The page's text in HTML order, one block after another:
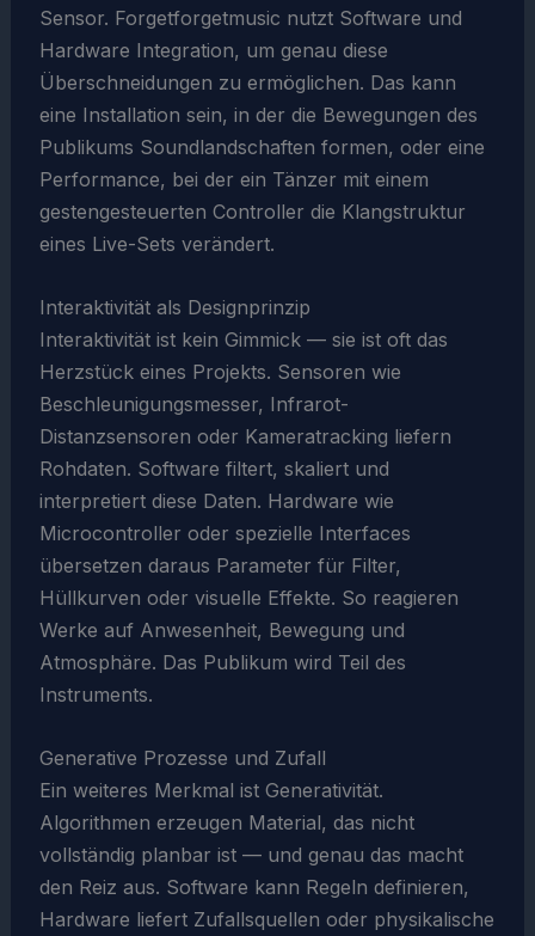
Sensor. Forgetforgetmusic nutzt Software und
Hardware Integration, um genau diese
Überschneidungen zu ermöglichen. Das kann
eine Installation sein, in der die Bewegungen des
Publikums Soundlandschaften formen, oder eine
Performance, bei der ein Tänzer mit einem
gestengesteuerten Controller die Klangstruktur
eines Live-Sets verändert.
Interaktivität als Designprinzip
Interaktivität ist kein Gimmick — sie ist oft das
Herzstück eines Projekts. Sensoren wie
Beschleunigungsmesser, Infrarot-
Distanzsensoren oder Kameratracking liefern
Rohdaten. Software filtert, skaliert und
interpretiert diese Daten. Hardware wie
Microcontroller oder spezielle Interfaces
übersetzen daraus Parameter für Filter,
Hüllkurven oder visuelle Effekte. So reagieren
Werke auf Anwesenheit, Bewegung und
Atmosphäre. Das Publikum wird Teil des
Instruments.
Generative Prozesse und Zufall
Ein weiteres Merkmal ist Generativität.
Algorithmen erzeugen Material, das nicht
vollständig planbar ist — und genau das macht
den Reiz aus. Software kann Regeln definieren,
Hardware liefert Zufallsquellen oder physikalische